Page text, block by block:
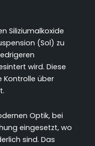
Siliziumalkoxide
(Sol) zu
wird. Diese
Kontrolle über
Optik, bei
eingesetzt, wo
sind. Das